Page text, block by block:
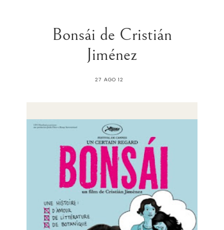
Bonsái de Cristián
Jiménez
27 AGO 12